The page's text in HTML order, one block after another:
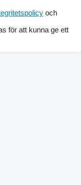
och
för att kunna ge ett